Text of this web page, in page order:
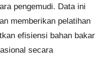
pengemudi. Data ini
memberikan pelatihan
efisiensi bahan bakar
secara